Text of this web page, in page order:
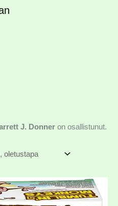
J. Donner on osallistunut.